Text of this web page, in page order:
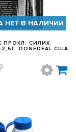
НЕТ В НАЛИЧИИ
ПРОКЛ. СИЛИК.
DONEDEAL США